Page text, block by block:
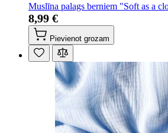
Muslīna palags berniem "Soft as a
8,99 €
Pievienot grozam